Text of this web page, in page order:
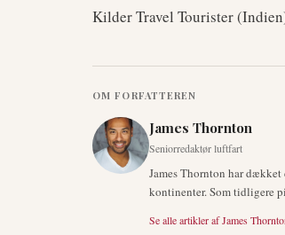
Kilder Travel Tourister
OM FORFATTEREN
James Thornton
Seniorredaktør luftfart
James Thornton har
kontinenter. Som tidligere
Se alle artikler afJames